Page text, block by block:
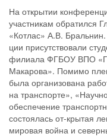
На открытии
участникам обратился
«Котлас» А.В.
ции присутствовали
филиала ФГБОУ ВПО
Макарова». Помимо
была организована
на транспорте»,
обеспечение
состоялась от-крытая
мировая война и